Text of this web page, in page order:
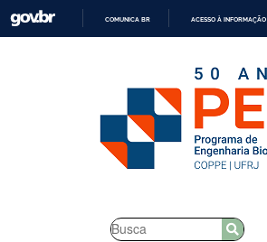
O
CONTEÚDO
COMUNICA BR ACESSO À INFORMAÇÃO